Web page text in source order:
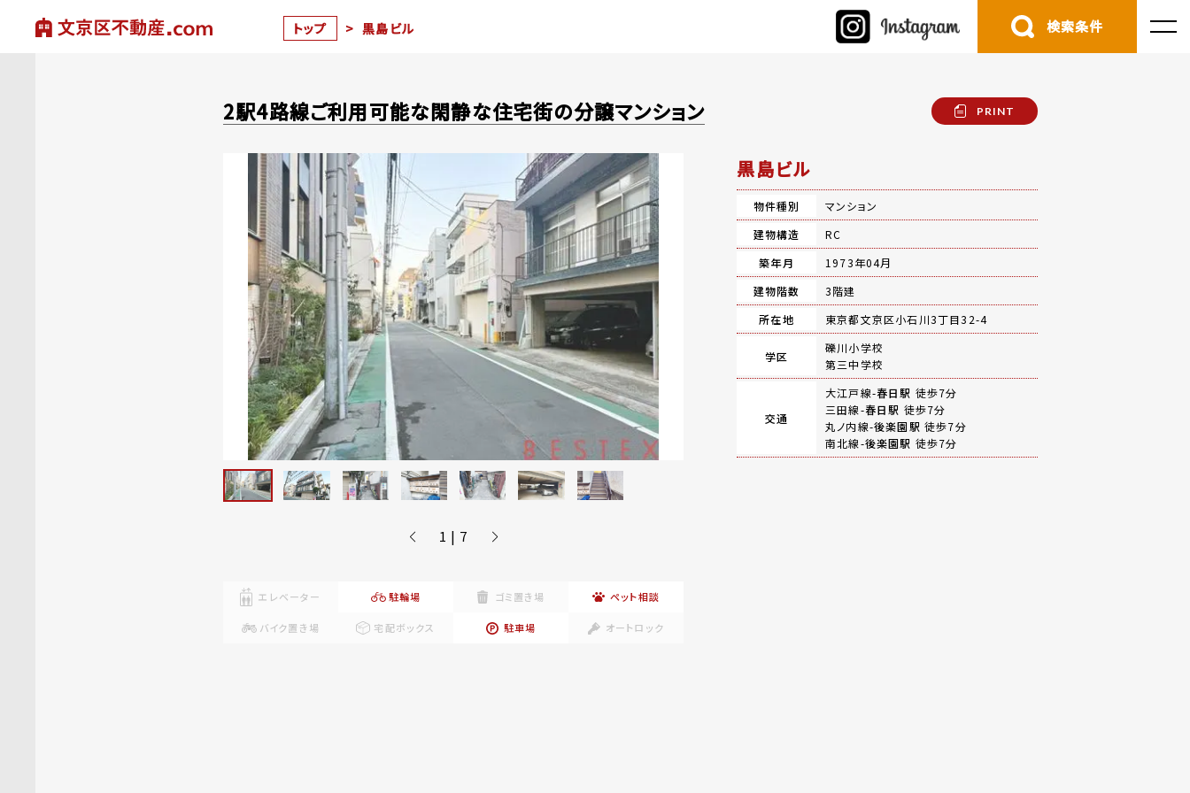
トップ > 黒島ビル 検索条件
2駅4路線ご利用可能な閑静な住宅街の分譲マンション PRINT
1 | 7
エレベーター 駐輪場 ゴミ置き場 ペット相談
バイク置き場 宅配ボックス 駐車場 オートロック
黒島ビル
物件種別
マンション
建物構造
RC
築年月
1973年04月
建物階数
3階建
所在地
東京都文京区小石川3丁目32-4
学区
礫川小学校
第三中学校
交通
大江戸線-春日駅 徒歩7分
三田線-春日駅 徒歩7分
丸ノ内線-後楽園駅 徒歩7分
南北線-後楽園駅 徒歩7分